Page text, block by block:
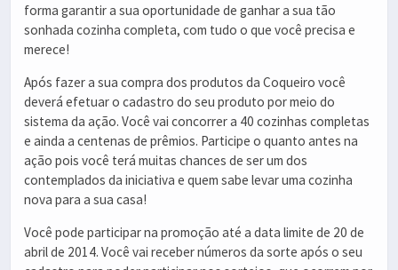
forma garantir a sua oportunidade de ganhar a sua tão
sonhada cozinha completa, com tudo o que você precisa e
merece!
Após fazer a sua compra dos produtos da Coqueiro você
deverá efetuar o cadastro do seu produto por meio do
sistema da ação. Você vai concorrer a 40 cozinhas completas
e ainda a centenas de prêmios. Participe o quanto antes na
ação pois você terá muitas chances de ser um dos
contemplados da iniciativa e quem sabe levar uma cozinha
nova para a sua casa!
Você pode participar na promoção até a data limite de 20 de
abril de 2014. Você vai receber números da sorte após o seu